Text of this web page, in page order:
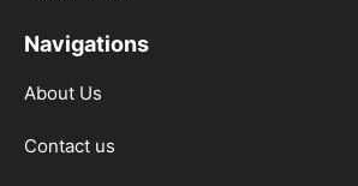
Navigations
About Us
Contact us